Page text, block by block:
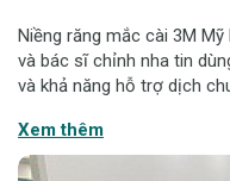
Niềng răng mắc cài 3M
và bác sĩ chỉnh nha tin
và khả năng hỗ trợ dịch
vừa đảm bảo hiệu q
Xem thêm